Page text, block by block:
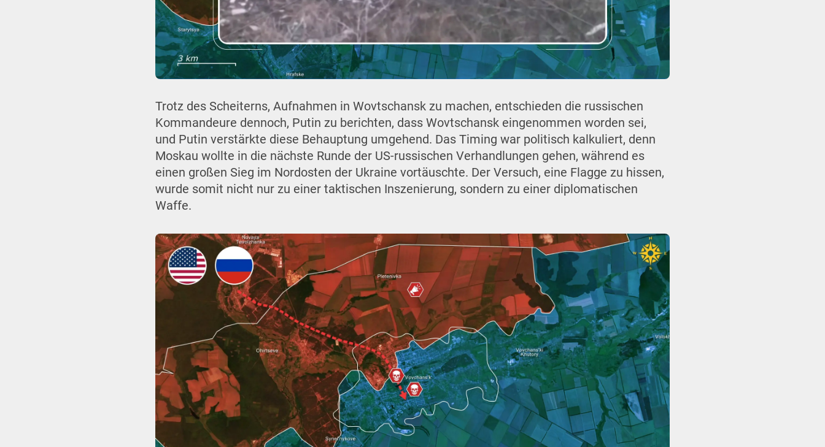
Trotz des Scheiterns, Aufnahmen in Wovtschansk zu machen, entschieden die russischen
Kommandeure dennoch, Putin zu berichten, dass Wovtschansk eingenommen worden sei,
und Putin verstärkte diese Behauptung umgehend. Das Timing war politisch kalkuliert, denn
Moskau wollte in die nächste Runde der US-russischen Verhandlungen gehen, während es
einen großen Sieg im Nordosten der Ukraine vortäuschte. Der Versuch, eine Flagge zu hissen,
wurde somit nicht nur zu einer taktischen Inszenierung, sondern zu einer diplomatischen
Waffe.